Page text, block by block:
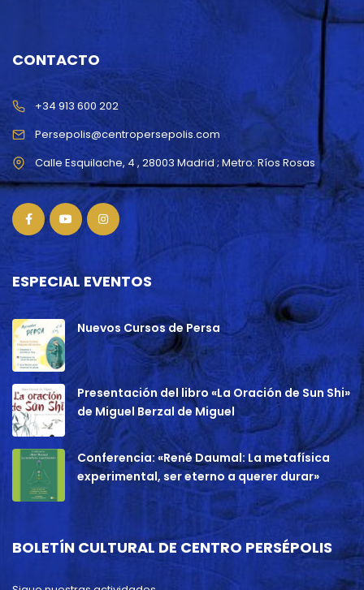
CONTACTO
Persepolis@centropersepolis.com
+34 913 600 202
ESPECIAL EVENTOS
Nuevos Cursos de Persa
Presentación del libro «La Oración de Sun Shi»
de Miguel Berzal de Miguel
Conferencia: «René Daumal: La metafísica
experimental, ser eterno a querer durar»
BOLETÍN CULTURAL DE CENTRO PERSÉPOLIS